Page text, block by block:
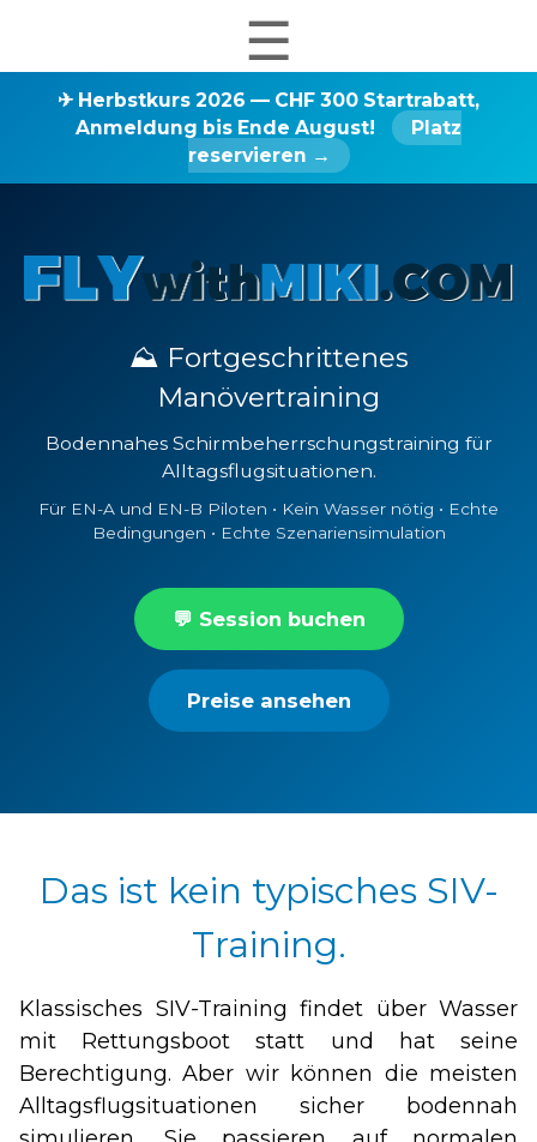
☰
✈ Herbstkurs 2026 — CHF 300 Startrabatt,
Anmeldung bis Ende August!
Platz
reservieren →
⛰ Fortgeschrittenes
Manövertraining
Bodennahes Schirmbeherrschungstraining für
Alltagsflugsituationen.
Für EN-A und EN-B Piloten • Kein Wasser nötig • Echte
Bedingungen • Echte Szenariensimulation
💬 Session buchen
Preise ansehen
Das ist kein typisches SIV-
Training.
Klassisches SIV-Training findet über Wasser
mit Rettungsboot statt und hat seine
Berechtigung. Aber wir können die meisten
Alltagsflugsituationen sicher bodennah